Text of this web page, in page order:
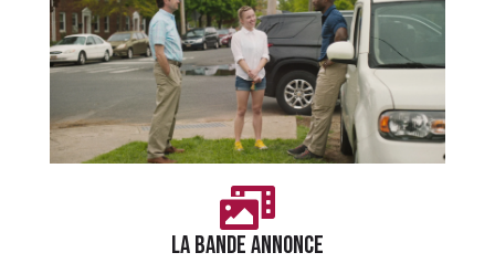
LA BANDE ANNONCE